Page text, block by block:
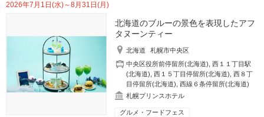
2026年7月1日(水)～8月31日(月)
北海道のブルーの景色を表現したアフ
タヌーンティー
北海道
札幌市中央区
中央区役所前停留所(北海道) ,西１１丁目駅
(北海道) ,西１５丁目停留所(北海道) ,西８丁
目停留所(北海道) ,西線６条停留所(北海道)
札幌プリンスホテル
グルメ・フードフェス